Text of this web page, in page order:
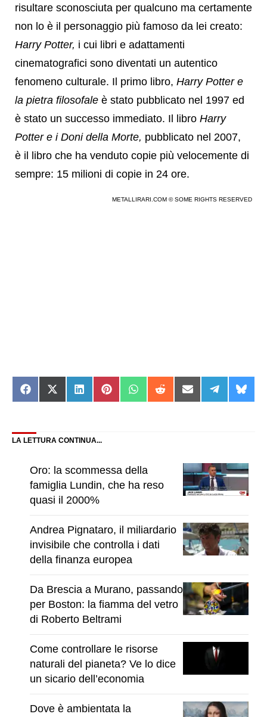
risultare sconosciuta per qualcuno ma certamente
non lo è il personaggio più famoso da lei creato:
Harry Potter, i cui libri e adattamenti
cinematografici sono diventati un autentico
fenomeno culturale. Il primo libro, Harry Potter e
la pietra filosofale è stato pubblicato nel 1997 ed
è stato un successo immediato. Il libro Harry
Potter e i Doni della Morte, pubblicato nel 2007,
è il libro che ha venduto copie più velocemente di
sempre: 15 milioni di copie in 24 ore.
METALLIRARI.COM © SOME RIGHTS RESERVED
Share
on
Share
on
Share
on
Share
on
Share
on
Share
on
Share
on
Share
on
on
LA LETTURA CONTINUA...
Oro: la scommessa della
famiglia Lundin, che ha reso
quasi il 2000%
Andrea Pignataro, il miliardario
invisibile che controlla i dati
della finanza europea
Da Brescia a Murano, passando
per Boston: la fiamma del vetro
di Roberto Beltrami
Come controllare le risorse
naturali del pianeta? Ve lo dice
un sicario dell’economia
Dove è ambientata la